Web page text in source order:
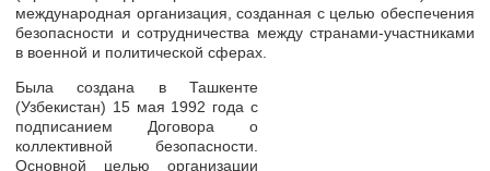
международная организация, созданная с целью обеспечения
безопасности и сотрудничества между странами-участниками
в военной и политической сферах.
Была создана в Ташкенте
(Узбекистан) 15 мая 1992 года с
подписанием Договора о
коллективной безопасности.
Основной целью организации